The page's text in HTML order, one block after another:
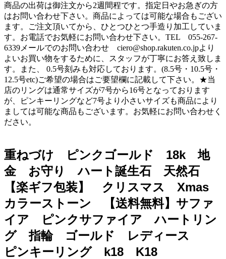
商品の出荷は御注文から2週間程です。指定日やお急ぎの方
はお問い合わせ下さい。商品によっては可能な場合もござい
ます。ご注文頂いてから、ひとつひとつ手造り加工していま
す。お電話でお気軽にお問い合わせ下さい。TEL 055-267-
6339メールでのお問い合わせ ciero@shop.rakuten.co.jpより
よいお買い物をするために、スタッフが丁寧にお答え致しま
す。また、 0.5号刻みも対応しております。(8.5号・10.5号・
12.5号etc)ご希望の場合はご要望欄に記載して下さい。★当
店のリングは通常サイズが7号から16号となっております
が、ピンキーリングなど7号より小さいサイズも商品により
ましては可能な商品もございます。お気軽にお問い合わせく
ださい。
重ねづけ ピンクゴールド 18k 地
金 お守り ハート誕生石 天然石
【楽ギフ包装】 クリスマス Xmas
カラーストーン 【送料無料】サファ
イア ピンクサファイア ハートリン
グ 指輪 ゴールド レディース
ピンキーリング k18 K18